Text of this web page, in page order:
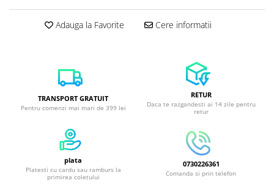
Adauga la Favorite Cere informatii
TRANSPORT GRATUIT
Pentru comenzi mai mari de 399 lei
RETUR
Daca te razgandesti ai 14 zile pentru
retur
plata
Platesti cu cardu sau ramburs la
primirea coletului
0730226361
Comanda si prin telefon